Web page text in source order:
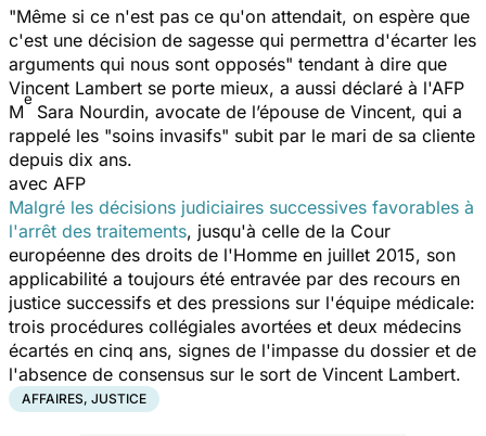
"Même si ce n'est pas ce qu'on attendait, on espère que
c'est une décision de sagesse qui permettra d'écarter les
arguments qui nous sont opposés" tendant à dire que
Vincent Lambert se porte mieux, a aussi déclaré à l'AFP
M
e
Sara Nourdin, avocate de l’épouse de Vincent, qui a
rappelé les "soins invasifs" subit par le mari de sa cliente
depuis dix ans.
avec AFP
Malgré les décisions judiciaires successives favorables à
l'arrêt des traitements, jusqu'à celle de la Cour
européenne des droits de l'Homme en juillet 2015, son
applicabilité a toujours été entravée par des recours en
justice successifs et des pressions sur l'équipe médicale:
trois procédures collégiales avortées et deux médecins
écartés en cinq ans, signes de l'impasse du dossier et de
l'absence de consensus sur le sort de Vincent Lambert.
AFFAIRES, JUSTICE